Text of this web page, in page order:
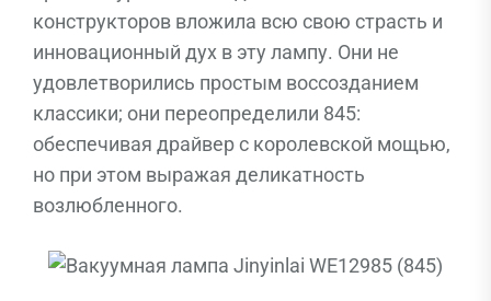
конструкторов вложила всю свою страсть и
инновационный дух в эту лампу. Они не
удовлетворились простым воссозданием
классики; они переопределили 845:
обеспечивая драйвер с королевской мощью,
но при этом выражая деликатность
возлюбленного.